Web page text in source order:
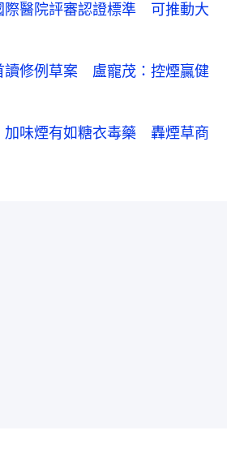
際醫院評審認證標準 可推動大
讀修例草案 盧寵茂：控煙贏健
加味煙有如糖衣毒藥 轟煙草商